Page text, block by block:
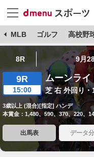
MLB ゴルフ 高校野
8R 9月
9R
15:00
ムーンライ
芝 右 外回り
3歳以上 (混合)[指定] ハンデ
本賞金：1,480、590、370、220、
出馬表 データ